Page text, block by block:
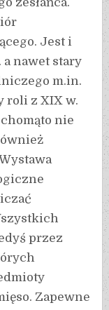
zesłańca.
Jest i
nawet stary
m.in.
roli z XIX w.
nie
przez
Zapewne